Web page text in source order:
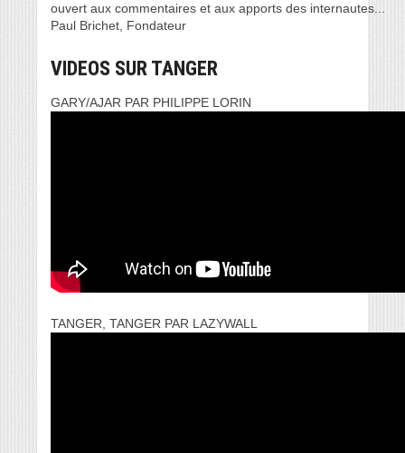
ouvert aux commentaires et aux apports des internautes...
Paul Brichet, Fondateur
VIDEOS SUR TANGER
GARY/AJAR PAR PHILIPPE LORIN
TANGER, TANGER PAR LAZYWALL